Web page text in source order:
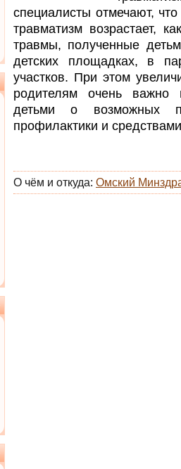
специалисты отмечают,
травматизм возрастает,
травмы, полученные
детских площадках, в
участков. При этом
родителям очень важно
детьми о возможных
профилактики и
О чём и откуда: Омский